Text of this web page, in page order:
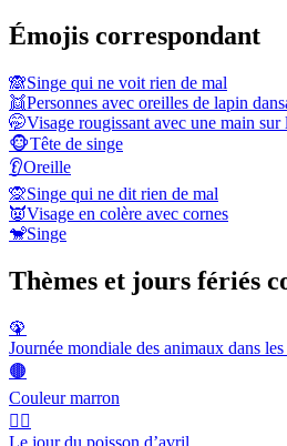
Émojis correspondant
🙈Singe qui ne voit rien de mal
👯Personnes avec oreilles de lapin
🤭Visage rougissant avec une main sur
🐵Tête de singe
👂Oreille
🙊Singe qui ne dit rien de mal
👿Visage en colère avec cornes
🐒Singe
Thèmes et jours fériés
🦚
Journée mondiale des animaux dans
🟤
Couleur marron
🙆‍♂️
Le jour du poisson d’avril